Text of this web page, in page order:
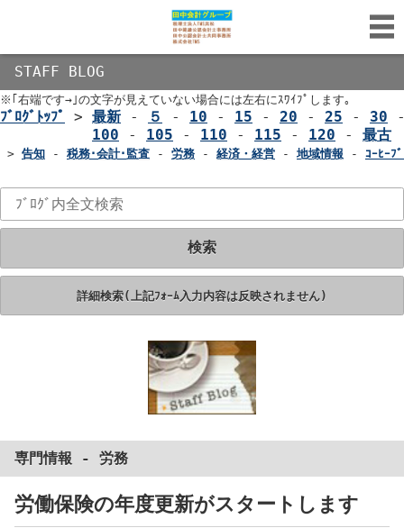
STAFF BLOG
※｢右端です→｣の文字が見えていない場合には左右にｽﾜｲﾌﾟします｡
ﾌﾞﾛｸﾞﾄｯﾌﾟ > 最新 - ５ - 10 - 15 - 20 - 25 - 30
100 - 105 - 110 - 115 - 120 - 最古
> 告知 - 税務･会計･監査 - 労務 - 経済・経営 - 地域情報 - ｺｰﾋｰﾌ
検索
詳細検索(上記ﾌｫｰﾑ入力内容は反映されません)
専門情報 - 労務
労働保険の年度更新がスタートします